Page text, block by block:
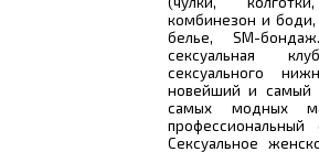
комбинезон и
белье, SM-
сексуальная
сексуального
новейший и самый
самых модных
Сексуальное